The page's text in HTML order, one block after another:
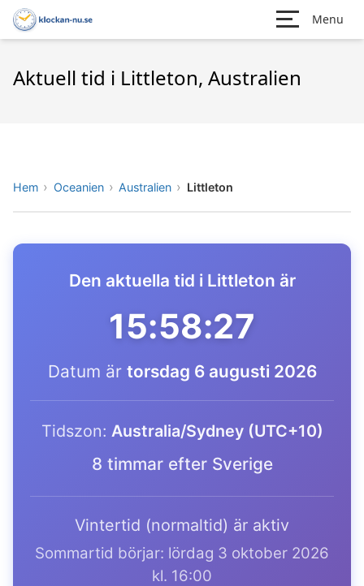
Menu
Aktuell tid i Littleton, Australien
Hem Oceanien Australien Littleton
Den aktuella tid i Littleton är
15:58:27
Datum är torsdag 6 augusti 2026
Tidszon: Australia/Sydney (UTC+10)
8 timmar efter Sverige
Vintertid (normaltid) är aktiv
Sommartid börjar: lördag 3 oktober 2026
kl. 16:00